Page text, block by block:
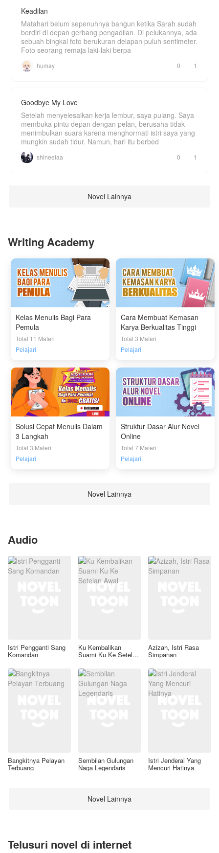
Keadilan
Matahari belum sepenuhnya bangun ketika Sarah sudah
berdiri di depan gerbang pengadilan. Di pelukannya, ada
sebuah bingkai foto berukuran delapan puluh sentimeter.
Foto seorang remaja laki-laki berpa
humay 0 1
Goodbye My Love
Setelah menyelesaikan kerja lembur, saya pulang. Saya
membuka pintu depan dengan pelan, berusaha tidak
menimbulkan suara karena menghormati istri saya yang
mungkin sudah tidur. Namun, hari itu berbed
shineelaa 0 1
Novel Lainnya
Writing Academy
Kelas Menulis Bagi Para
Pemula
Total 11 Materi
Pelajari
Cara Membuat Kemasan
Karya Berkualitas Tinggi
Total 3 Materi
Pelajari
Solusi Cepat Menulis Dalam
3 Langkah
Total 3 Materi
Pelajari
Struktur Dasar Alur Novel
Online
Total 7 Materi
Pelajari
Novel Lainnya
Audio
Istri Pengganti Sang
Komandan
Ku Kembalikan
Suami Ku Ke Setelan
Azizah, Istri Rasa
Simpanan
Bangkitnya Pelayan
Terbuang
Sembilan Gulungan
Naga Legendaris
Istri Jenderal Yang
Mencuri Hatinya
Novel Lainnya
Telusuri novel di internet